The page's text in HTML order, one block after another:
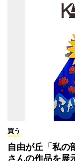
買う
自由が丘「私の
さんの作品を展